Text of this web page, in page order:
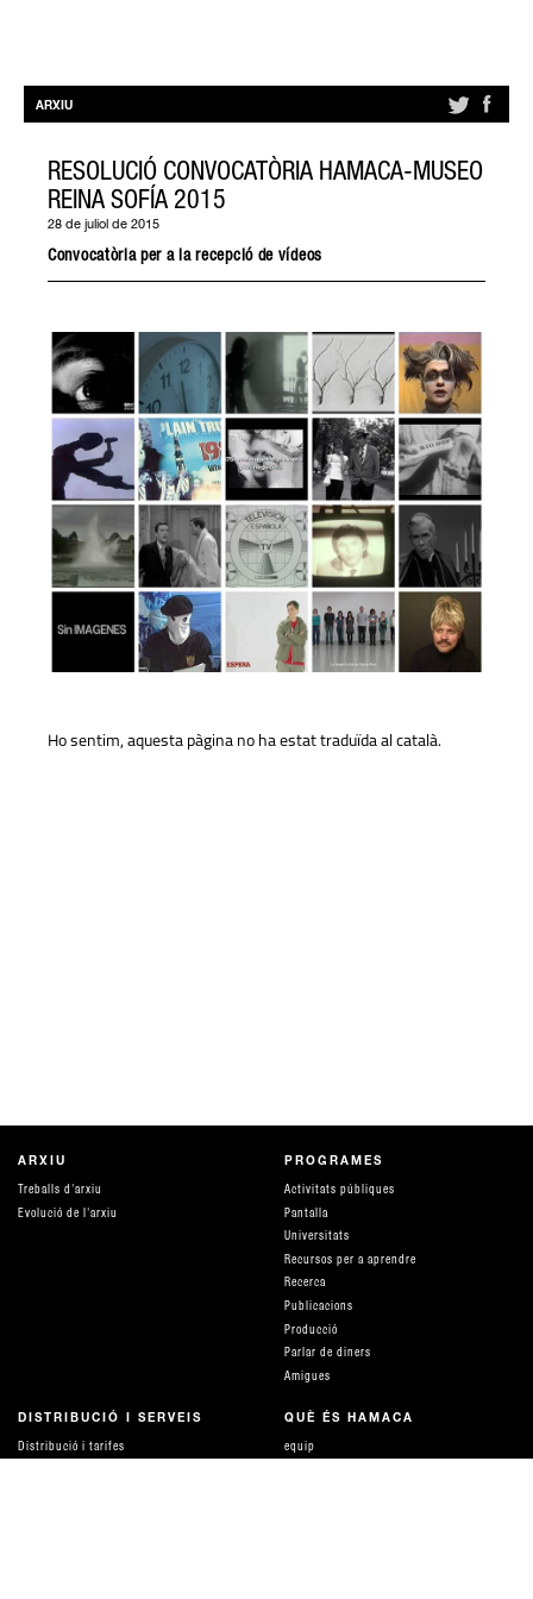
ARXIU
RESOLUCIÓ CONVOCATÒRIA HAMACA-MUSEO
REINA SOFÍA 2015
28 de juliol de 2015
Convocatòria per a la recepció de vídeos
Ho sentim, aquesta pàgina no ha estat traduïda al català.
ARXIU
Treballs d'arxiu
Evolució de l'arxiu
PROGRAMES
Activitats públiques
Pantalla
Universitats
Recursos per a aprendre
Recerca
Publicacions
Producció
Parlar de diners
Amigues
DISTRIBUCIÓ I SERVEIS
Distribució i tarifes
QUÈ ÉS HAMACA
equip